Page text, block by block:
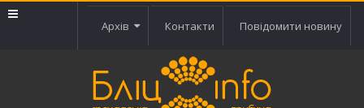
Архів Контакти Повідомити новину